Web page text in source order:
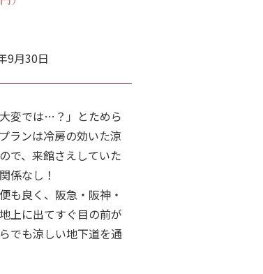
9月30日
変では…？」とためら
ランは冷房の効いた涼
で、来館さえしていた
係なし！
も良く、阪急・阪神・
上に出てすぐ目の前が
でも涼しい地下道を通